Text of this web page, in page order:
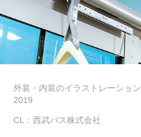
外装・内装のイラストレーション
2019
CL：西武バス株式会社